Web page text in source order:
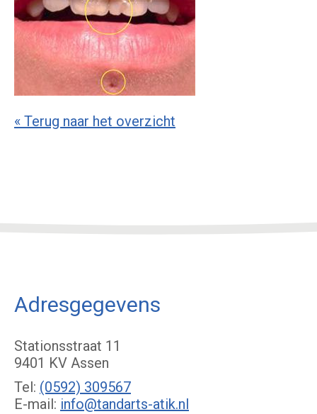
« Terug naar het overzicht
Adresgegevens
Stationsstraat 11
9401 KV Assen
Tel: (0592) 309567
E-mail: info@tandarts-atik.nl